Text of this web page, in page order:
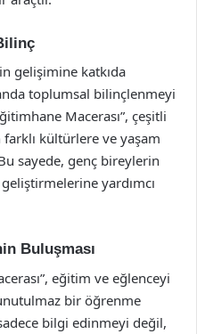
gelişimine katkıda
toplumsal bilinçlenmeyi
Macerası”, çeşitli
kültürlere ve yaşam
sayede, genç bireylerin
yardımcı
Buluşması
eğitim ve eğlenceyi
bir öğrenme
bilgi edinmeyi değil,